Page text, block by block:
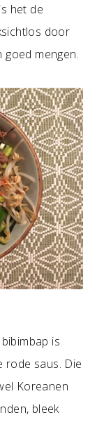
het de
door
mengen.
is
rode saus. Die
Koreanen
bleek